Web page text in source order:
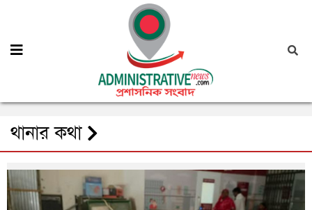
থানার কথা